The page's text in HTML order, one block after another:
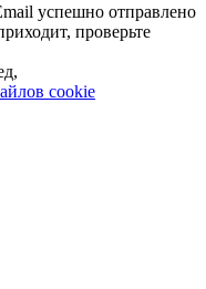
успешно отправлено
проверьте
cookie